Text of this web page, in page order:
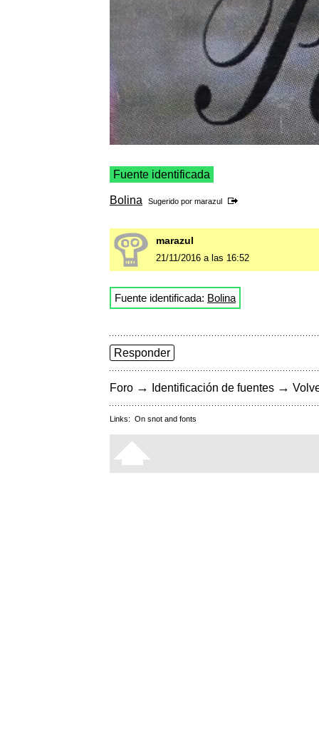
Fuente identificada
Bolina Sugerido por marazul
marazul
21/11/2016 a las 16:52
Fuente identificada: Bolina
Responder
Foro → Identificación de fuentes →
Links: On snot and fonts